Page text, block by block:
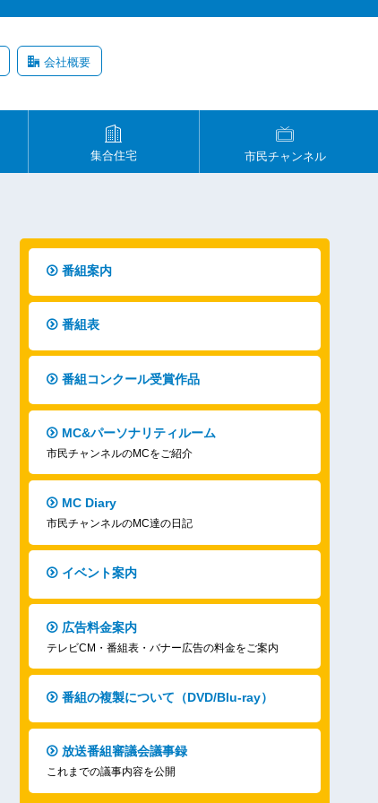
会社概要
集合住宅 市民チャンネル
番組案内
番組表
番組コンクール受賞作品
MC&パーソナリティルーム
市民チャンネルのMCをご紹介
MC Diary
市民チャンネルのMC達の日記
イベント案内
広告料金案内
テレビCM・番組表・バナー広告の料金をご案内
番組の複製について（DVD/Blu-ray）
放送番組審議会議事録
これまでの議事内容を公開